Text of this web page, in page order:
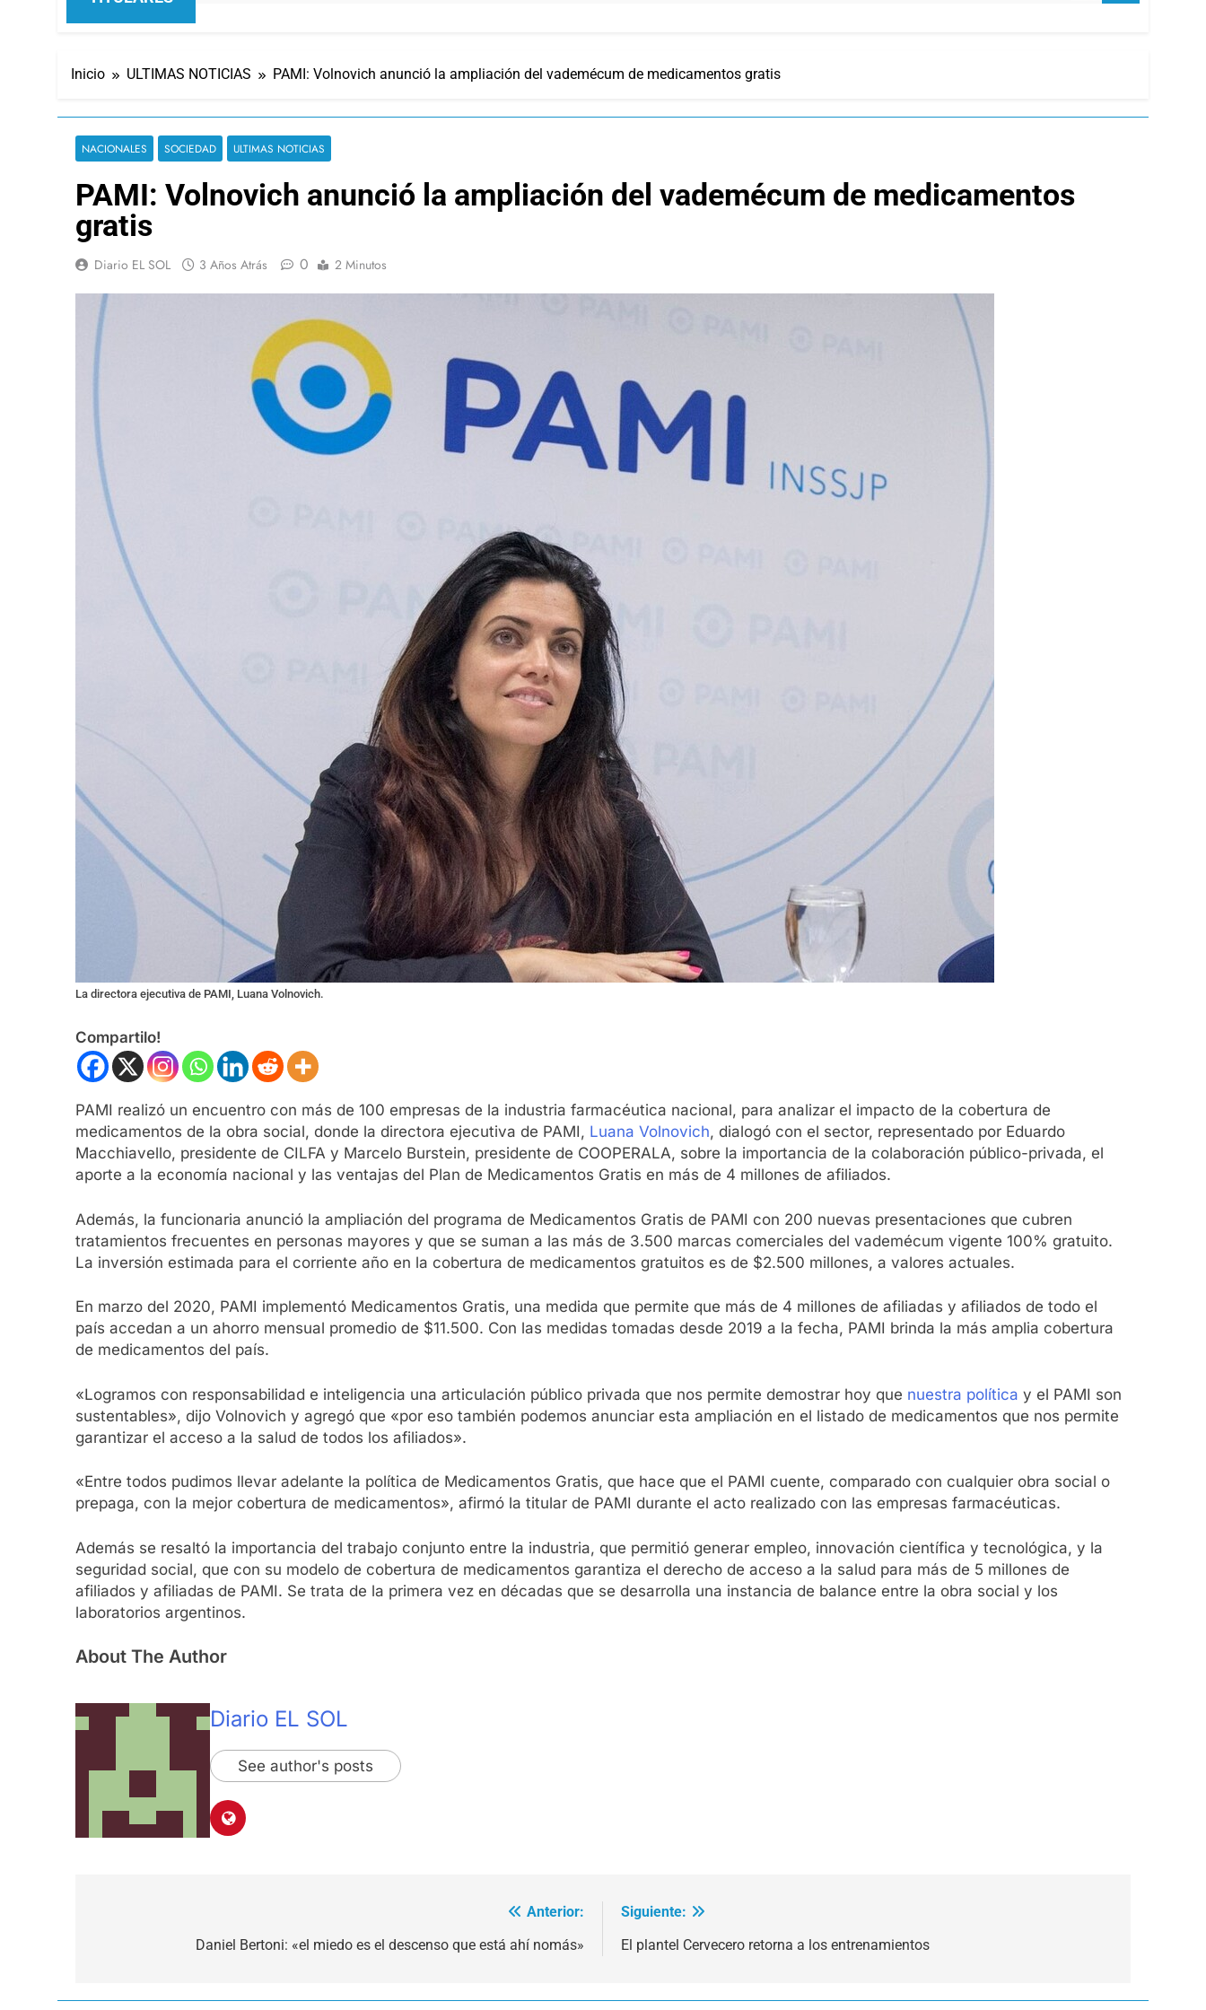
Inicio ULTIMAS NOTICIAS PAMI: Volnovich anunció la ampliación del vademécum de medicamentos gratis
NACIONALES SOCIEDAD ULTIMAS NOTICIAS
PAMI: Volnovich anunció la ampliación del vademécum de medicamentos
gratis
Diario EL SOL 3 Años Atrás 0 2 Minutos
La directora ejecutiva de PAMI, Luana Volnovich.
Compartilo!
PAMI realizó un encuentro con más de 100 empresas de la industria farmacéutica nacional, para analizar el impacto de la cobertura de
medicamentos de la obra social, donde la directora ejecutiva de PAMI, Luana Volnovich, dialogó con el sector, representado por Eduardo
Macchiavello, presidente de CILFA y Marcelo Burstein, presidente de COOPERALA, sobre la importancia de la colaboración público-privada, el
aporte a la economía nacional y las ventajas del Plan de Medicamentos Gratis en más de 4 millones de afiliados.
Además, la funcionaria anunció la ampliación del programa de Medicamentos Gratis de PAMI con 200 nuevas presentaciones que cubren
tratamientos frecuentes en personas mayores y que se suman a las más de 3.500 marcas comerciales del vademécum vigente 100% gratuito.
La inversión estimada para el corriente año en la cobertura de medicamentos gratuitos es de $2.500 millones, a valores actuales.
En marzo del 2020, PAMI implementó Medicamentos Gratis, una medida que permite que más de 4 millones de afiliadas y afiliados de todo el
país accedan a un ahorro mensual promedio de $11.500. Con las medidas tomadas desde 2019 a la fecha, PAMI brinda la más amplia cobertura
de medicamentos del país.
«Logramos con responsabilidad e inteligencia una articulación público privada que nos permite demostrar hoy que nuestra política y el PAMI son
sustentables», dijo Volnovich y agregó que «por eso también podemos anunciar esta ampliación en el listado de medicamentos que nos permite
garantizar el acceso a la salud de todos los afiliados».
«Entre todos pudimos llevar adelante la política de Medicamentos Gratis, que hace que el PAMI cuente, comparado con cualquier obra social o
prepaga, con la mejor cobertura de medicamentos», afirmó la titular de PAMI durante el acto realizado con las empresas farmacéuticas.
Además se resaltó la importancia del trabajo conjunto entre la industria, que permitió generar empleo, innovación científica y tecnológica, y la
seguridad social, que con su modelo de cobertura de medicamentos garantiza el derecho de acceso a la salud para más de 5 millones de
afiliados y afiliadas de PAMI. Se trata de la primera vez en décadas que se desarrolla una instancia de balance entre la obra social y los
laboratorios argentinos.
About The Author
Diario EL SOL
See author's posts
Anterior:
Daniel Bertoni: «el miedo es el descenso que está ahí nomás»
Siguiente:
El plantel Cervecero retorna a los entrenamientos